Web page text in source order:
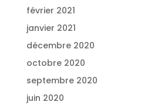
février 2021
janvier 2021
décembre 2020
octobre 2020
septembre 2020
juin 2020